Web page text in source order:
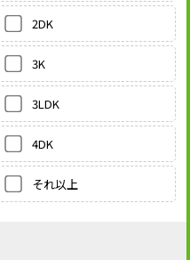
2DK
3K
3LDK
4DK
それ以上